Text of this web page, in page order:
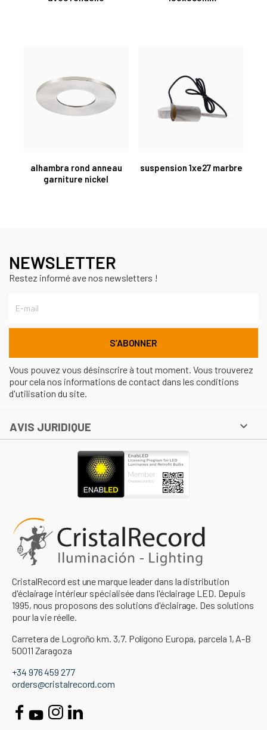
alhambra rond anneau
garniture nickel
suspension 1xe27 marbre
NEWSLETTER
Restez informé ave nos newsletters !
Vous pouvez vous désinscrire à tout moment. Vous trouverez
pour cela nos informations de contact dans les conditions
d'utilisation du site.
AVIS JURIDIQUE 
CristalRecord est une marque leader dans la distribution
d'éclairage intérieur spécialisée dans l'éclairage LED. Depuis
1995, nous proposons des solutions d'éclairage. Des solutions
pour la vie réelle.
Carretera de Logroño km. 3,7. Polígono Europa, parcela 1, A-B
50011 Zaragoza
+34 976 459 277
orders@cristalrecord.com